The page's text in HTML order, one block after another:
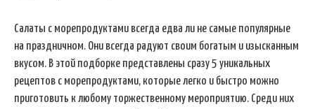
Салаты с морепродуктами всегда едва ли не самые популярные
на праздничном. Они всегда радуют своим богатым и изысканным
вкусом. В этой подборке представлены сразу 5 уникальных
рецептов с морепродуктами, которые легко и быстро можно
приготовить к любому торжественному мероприятию. Среди них